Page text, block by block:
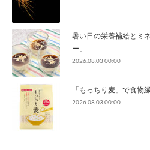
暑い日の栄養補給とミ
ー」
2026.08.03 00:00
「もっちり麦」で食物
2026.08.03 00:00